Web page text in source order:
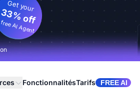
Get your
33% off
AI Agent
FonctionnalitésTarifs FREE AI